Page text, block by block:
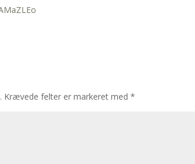
Krævede felter er markeret med*